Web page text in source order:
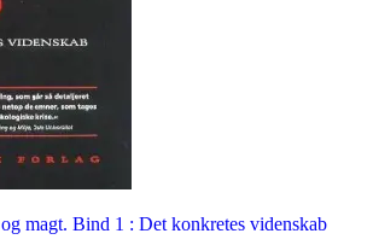
magt. Bind 1 : Det konkretes videnskab